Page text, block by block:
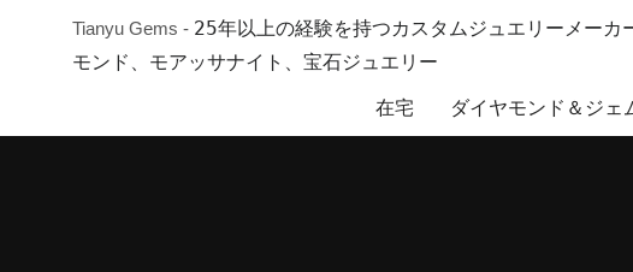
Tianyu Gems - 25年以上の経験を持つカスタムジュエリーメ
モンド、モアッサナイト、宝石ジュエリー
在宅 ダイヤモンド＆ジェ